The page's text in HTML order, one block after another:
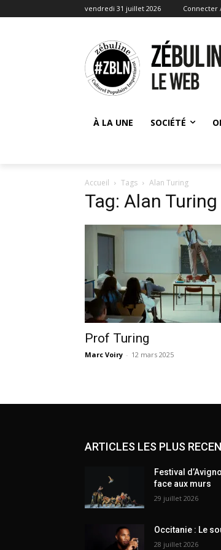
vendredi 31 juillet 2026 Connecter
À LA UNE SOCIÉTÉ
Accueil Tags Alan Turing
Tag: Alan Turing
Prof Turing
Marc Voiry - 12 mars 2025
ARTICLES LES PLUS
Festival
face aux murs
29 juillet 2026
Occitanie : Le
28 juillet 2026